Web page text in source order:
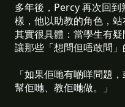
多年後，Percy 再次回
樣，他以助教的角色，
其實很具體：當學生有
讓那些「想問但唔敢問」
「如果佢哋有啲咩問題
幫佢哋、教佢哋做。」